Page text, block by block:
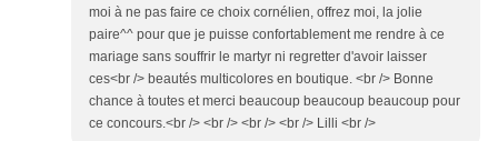
moi à ne pas faire ce choix cornélien, offrez moi, la jolie
paire^^ pour que je puisse confortablement me rendre à ce
mariage sans souffrir le martyr ni regretter d'avoir laisser
ces<br /> beautés multicolores en boutique. <br /> Bonne
chance à toutes et merci beaucoup beaucoup beaucoup pour
ce concours.<br /> <br /> <br /> <br /> Lilli <br />